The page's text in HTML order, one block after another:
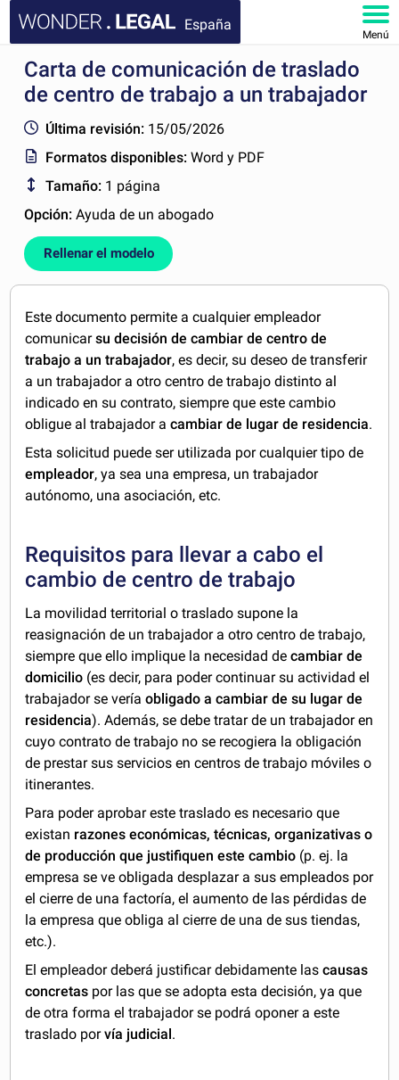
España
Menú
INICIO
FAQ
MI CUENTA
Carta de comunicación de traslado
de centro de trabajo a un trabajador
Última revisión: 15/05/2026
Formatos disponibles:Word y PDF
Tamaño: 1 página
Opción:Ayuda de un abogado
Rellenar el modelo
Este documento permite a cualquier empleador
comunicarsu decisión de cambiar de centro de
trabajo a un trabajador, es decir, su deseo de transferir
a un trabajador a otro centro de trabajo distinto al
indicado en su contrato, siempre que este cambio
obligue al trabajador acambiar de lugar de residencia.
Esta solicitud puede ser utilizada por cualquier tipo de
empleador, ya sea una empresa, un trabajador
autónomo, una asociación, etc.
Requisitos para llevar a cabo el
cambio de centro de trabajo
La movilidad territorial o traslado supone la
reasignación de un trabajador a otro centro de trabajo,
siempre que ello implique la necesidad decambiar de
domicilio (es decir, para poder continuar su actividad el
trabajador se veríaobligado a cambiar de su lugar de
residencia). Además, se debe tratar de un trabajador en
cuyo contrato de trabajo no se recogiera la obligación
de prestar sus servicios en centros de trabajo móviles o
itinerantes.
Para poder aprobar este traslado es necesario que
existan razones económicas, técnicas, organizativas o
de producción que justifiquen este cambio (p. ej. la
empresa se ve obligada desplazar a sus empleados por
el cierre de una factoría, el aumento de las pérdidas de
la empresa que obliga al cierre de una de sus tiendas,
etc.).
El empleador deberá justificar debidamente lascausas
concretas por las que se adopta esta decisión, ya que
de otra forma el trabajador se podrá oponer a este
traslado porvía judicial .